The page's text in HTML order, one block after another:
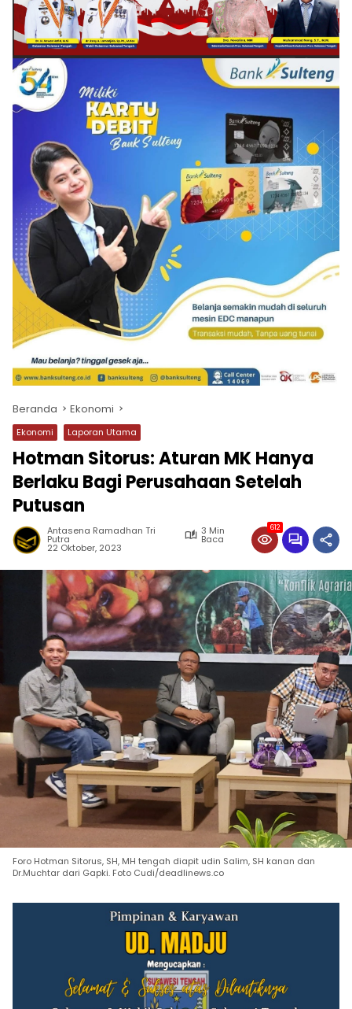
Beranda Ekonomi
Ekonomi Laporan Utama
Hotman Sitorus: Aturan MK Hanya
Berlaku Bagi Perusahaan Setelah
Putusan
Antasena Ramadhan Tri
Putra
3 Min
Baca
22 Oktober, 2023
612
Foro Hotman Sitorus, SH, MH tengah diapit udin Salim, SH kanan dan
Dr.Muchtar dari Gapki. Foto Cudi/deadlinews.co